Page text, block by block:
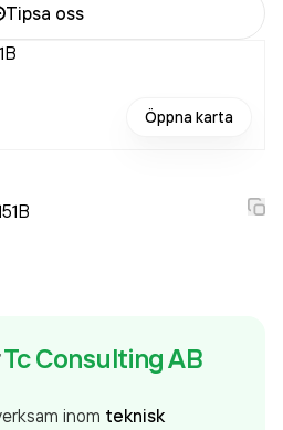
Tipsa oss
Öppna karta
Tc Consulting AB
inom teknisk